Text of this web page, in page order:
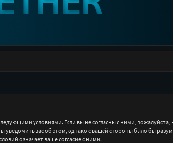
условиями. Если вы не согласны с ними, пожалуйста,
уведомить вас об этом, однако с вашей стороны было бы
означает ваше согласие с ними.